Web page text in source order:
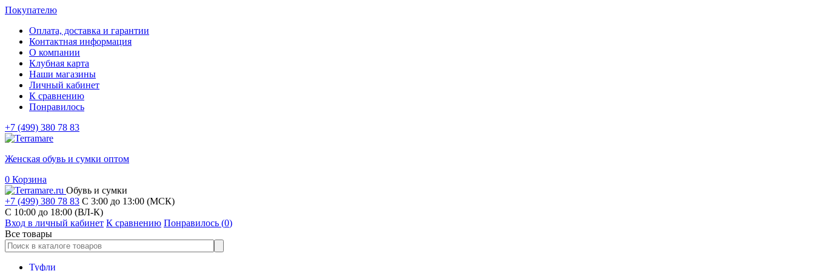
Покупателю
Оплата, доставка и гарантии
Контактная информация
О компании
Клубная карта
Наши магазины
Личный кабинет
К сравнению
Понравилось
+7 (499) 380 78 83
Женская обувь и сумки оптом
0 Корзина
Обувь и сумки
+7 (499) 380 78 83 С 3:00 до 13:00 (МСК)
C 10:00 до 18:00 (ВЛ-К)
Вход в личный кабинет К сравнению Понравилось (0)
Все товары
Туфли